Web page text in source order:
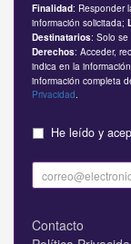
Finalidad: Responder
información solicitada;
Destinatarios: Solo se
Derechos: Acceder,
indica en la
información completa
Privacidad.
He leído y
Contacto